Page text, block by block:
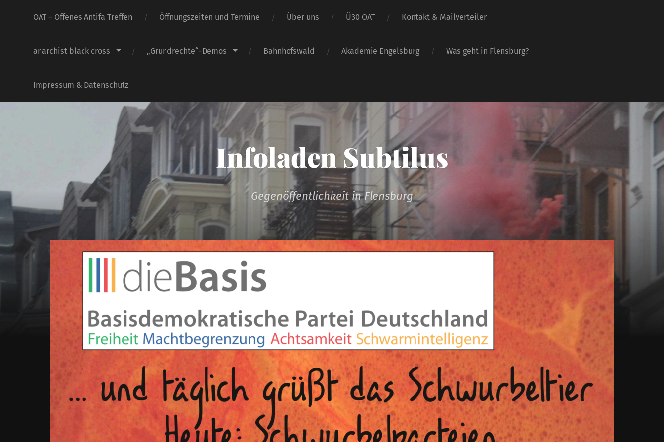
OAT – Offenes Antifa Treffen Öffnungszeiten und Termine Über uns Ü30 OAT Kontakt & Mailverteiler
anarchist black cross „Grundrechte“-Demos Bahnhofswald Akademie Engelsburg Was geht in Flensburg?
Impressum & Datenschutz
Infoladen Subtilus
Gegenöffentlichkeit in Flensburg